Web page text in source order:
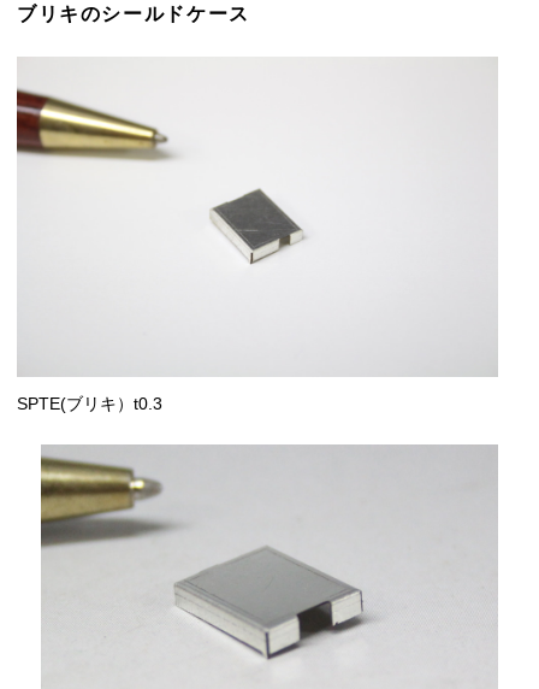
ブリキのシールドケース
SPTE(ブリキ）t0.3